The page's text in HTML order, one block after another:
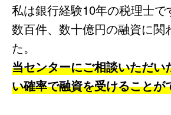
私は銀行経験10年の税理士で
数百件、数十億円の融資に関
た。
当センターにご相談いただい
い確率で融資を受けることが